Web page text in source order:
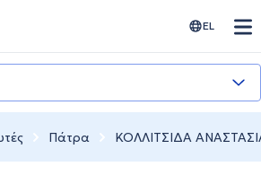
EL
Πάτρα ΚΟΛΛΙΤΣΙΔΑ